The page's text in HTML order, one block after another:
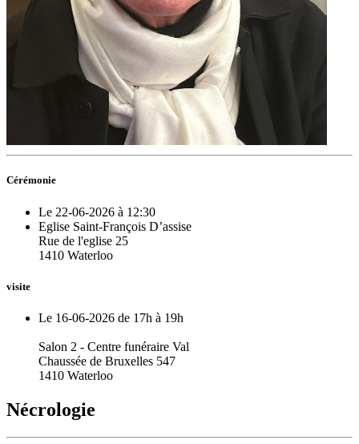
Cérémonie
Le 22-06-2026 à 12:30
Eglise Saint-François D’assise
Rue de l'eglise 25
1410 Waterloo
visite
Le 16-06-2026 de 17h à 19h
Salon 2 - Centre funéraire Val
Chaussée de Bruxelles 547
1410 Waterloo
Nécrologie